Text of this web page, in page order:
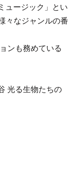
ュージック」とい
々なジャンルの番
ンも務めている
光る生物たちの